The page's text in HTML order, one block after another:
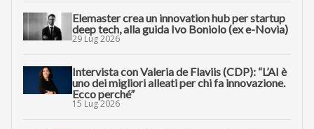
Elemaster crea un innovation hub per startup
deep tech, alla guida Ivo Boniolo (ex e-Novia)
29 Lug 2026
Intervista con Valeria de Flaviis (CDP): “L’AI è
uno dei migliori alleati per chi fa innovazione.
Ecco perché”
15 Lug 2026